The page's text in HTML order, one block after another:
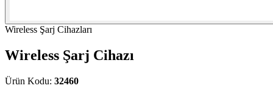
Wireless Şarj Cihazları
Wireless Şarj Cihazı
Ürün Kodu: 32460